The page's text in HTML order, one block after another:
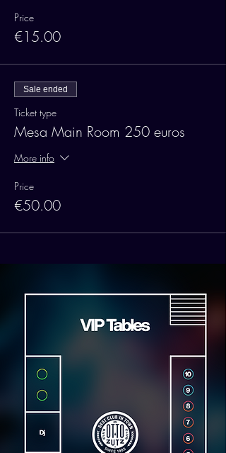
Price
€15.00
Sale ended
Ticket type
Mesa Main Room 250 euros
More info
Price
€50.00